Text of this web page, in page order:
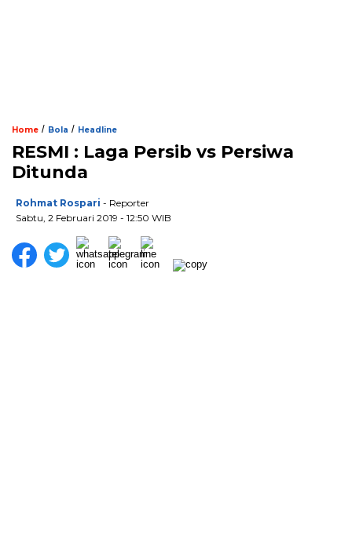
Home / Bola / Headline
RESMI : Laga Persib vs Persiwa
Ditunda
Rohmat Rospari - Reporter
Sabtu, 2 Februari 2019 - 12:50 WIB